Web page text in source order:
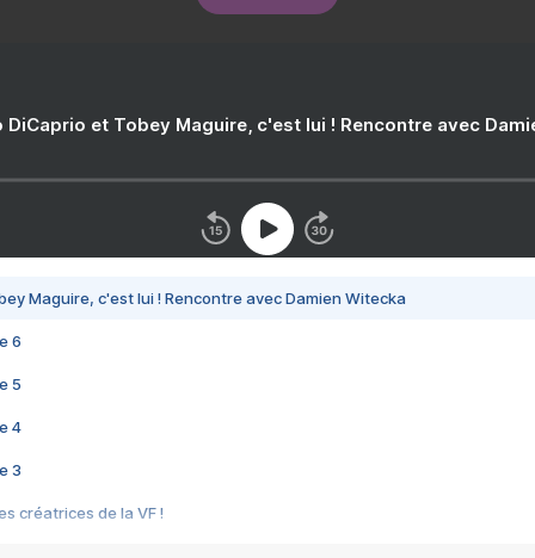
DiCaprio et Tobey Maguire, c'est lui ! Rencontre avec
Maguire, c'est lui ! Rencontre avec Damien Witecka
6
5
4
3
créatrices de la VF !